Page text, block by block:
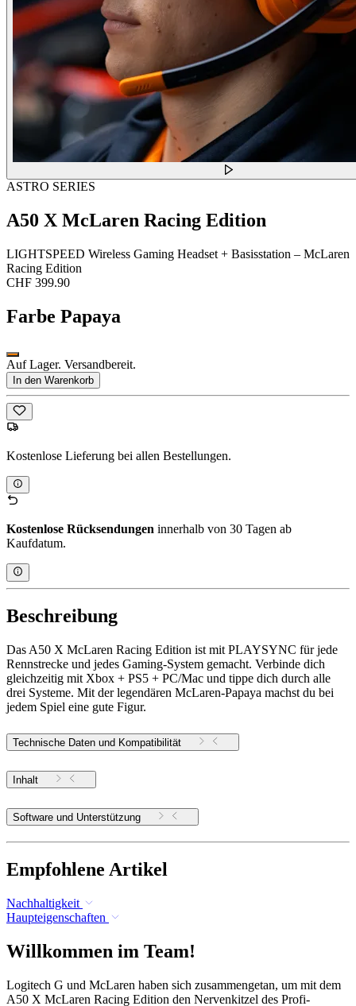
ASTRO SERIES
A50 X McLaren Racing Edition
LIGHTSPEED Wireless Gaming Headset + Basisstation – McLaren
Racing Edition
CHF 399.90
Farbe Papaya
Auf Lager. Versandbereit.
In den Warenkorb
Kostenlose Lieferung bei allen Bestellungen.
Kostenlose Rücksendungen innerhalb von 30 Tagen ab
Kaufdatum.
Beschreibung
Das A50 X McLaren Racing Edition ist mit PLAYSYNC für jede
Rennstrecke und jedes Gaming-System gemacht. Verbinde dich
gleichzeitig mit Xbox + PS5 + PC/Mac und tippe dich durch alle
drei Systeme. Mit der legendären McLaren-Papaya machst du bei
jedem Spiel eine gute Figur.
Technische Daten und Kompatibilität
Inhalt
Software und Unterstützung
Empfohlene Artikel
Nachhaltigkeit
Haupteigenschaften
Willkommen im Team!
Logitech G und McLaren haben sich zusammengetan, um mit dem
A50 X McLaren Racing Edition den Nervenkitzel des Profi-